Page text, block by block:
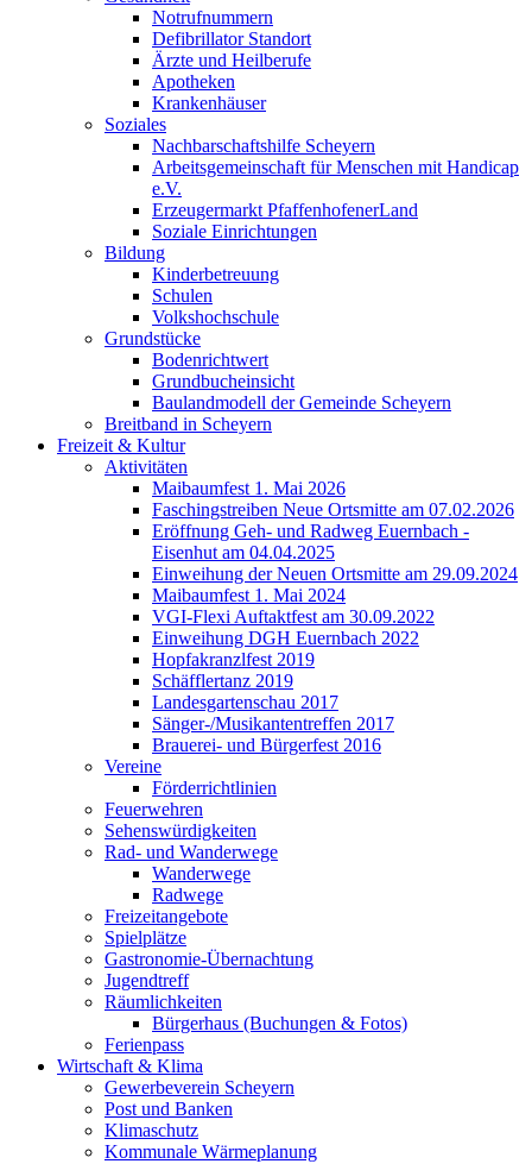
Notrufnummern
Defibrillator Standort
Ärzte und Heilberufe
Apotheken
Krankenhäuser
Soziales
Nachbarschaftshilfe Scheyern
Arbeitsgemeinschaft für Menschen mit Handicap
e.V.
Erzeugermarkt PfaffenhofenerLand
Soziale Einrichtungen
Bildung
Kinderbetreuung
Schulen
Volkshochschule
Grundstücke
Bodenrichtwert
Grundbucheinsicht
Baulandmodell der Gemeinde Scheyern
Breitband in Scheyern
Freizeit & Kultur
Aktivitäten
Maibaumfest 1. Mai 2026
Faschingstreiben Neue Ortsmitte am 07.02.2026
Eröffnung Geh- und Radweg Euernbach -
Eisenhut am 04.04.2025
Einweihung der Neuen Ortsmitte am 29.09.2024
Maibaumfest 1. Mai 2024
VGI-Flexi Auftaktfest am 30.09.2022
Einweihung DGH Euernbach 2022
Hopfakranzlfest 2019
Schäfflertanz 2019
Landesgartenschau 2017
Sänger-/Musikantentreffen 2017
Brauerei- und Bürgerfest 2016
Vereine
Förderrichtlinien
Feuerwehren
Sehenswürdigkeiten
Rad- und Wanderwege
Wanderwege
Radwege
Freizeitangebote
Spielplätze
Gastronomie-Übernachtung
Jugendtreff
Räumlichkeiten
Bürgerhaus (Buchungen & Fotos)
Ferienpass
Wirtschaft & Klima
Gewerbeverein Scheyern
Post und Banken
Klimaschutz
Kommunale Wärmeplanung